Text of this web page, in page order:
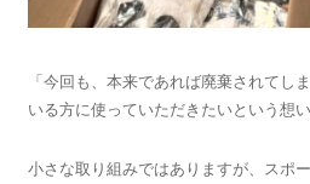
「今回も、本来であれば廃棄されてし
いる方に使っていただきたいという想
小さな取り組みではありますが、スポ